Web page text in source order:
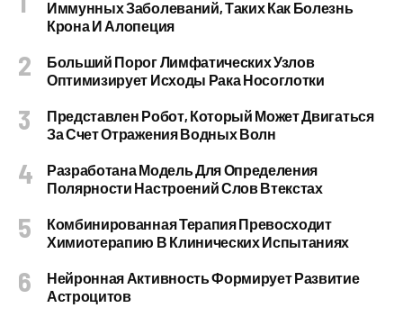
Иммунных Заболеваний, Таких Как Болезнь
Крона И Алопеция
Больший Порог Лимфатических Узлов
Оптимизирует Исходы Рака Носоглотки
Представлен Робот, Который Может Двигаться
За Счет Отражения Водных Волн
Разработана Модель Для Определения
Полярности Настроений Слов Втекстах
Комбинированная Терапия Превосходит
Химиотерапию В Клинических Испытаниях
Нейронная Активность Формирует Развитие
Астроцитов